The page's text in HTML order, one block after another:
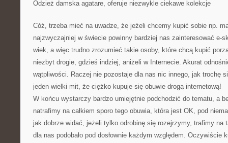
Odzież damska agatare, oferuje niezwykle ciekawe kolekcje
Cóż, trzeba mieć na uwadze, że jeżeli chcemy kupić sobie np.
najzwyczajniej w świecie powinny bardziej nas zainteresować e-
wiek, a więc trudno zrozumieć takie osoby, które chcą kupić
niezbyt drogie, gdzieś indziej, aniżeli w Internecie. Akurat
wątpliwości. Raczej nie pozostaje dla nas nic innego, jak trochę
jeden wielki mit, że ciężko kupuje się obuwie drogą internetową!
W końcu wystarczy bardzo umiejętnie podchodzić do tematu, a
natrafimy na całkiem sporo tego obuwia, która jest OK, pod
jak dobrze widać, jeżeli tylko odrobinę się rozejrzymy, trafimy na
dla nas podobało pod dosłownie każdym względem. Oczywiście